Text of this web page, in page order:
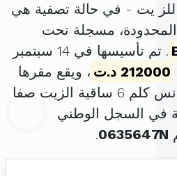
يت - في حالة تصفية هي
مسجلة تحت
. تم تأسيسها في 14 سبتمبر
212000 د.ت
، ويقع مقرها
الرئيسي في طريق تو نس كلم 6 ساقية الزيت صفا
في السجل الوطني
0635647N
.